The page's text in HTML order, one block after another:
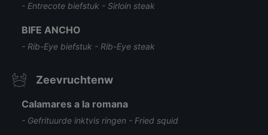
- Entrecote biefstuk - Sirloin steak
BIFE ANCHO
- Rib-Eye biefstuk - Rib-Eye steak
Zeevruchtenw
Calamares a la romana
- Gefrituurde inktvis ringen - Fried squid